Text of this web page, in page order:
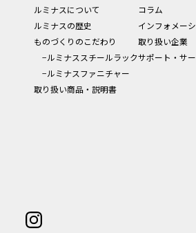
ルミナスについて
ルミナスの歴史
ものづくりのこだわり
−ルミナススチールラック
−ルミナスファニチャー
取り扱い商品・説明書
コラム
インフォメー
取り扱い企業
サポート・サ